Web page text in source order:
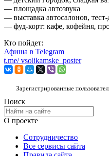
— площадка автозвука
— выставка автосалонов,
— фуд-корт: кафе, кофейня,
Кто пойдет:
Афиша в Telegram
t.me/vsolikamske_poster
Зарегистрированные
Поиск
О проекте
Сотрудничество
Все сервисы сайта